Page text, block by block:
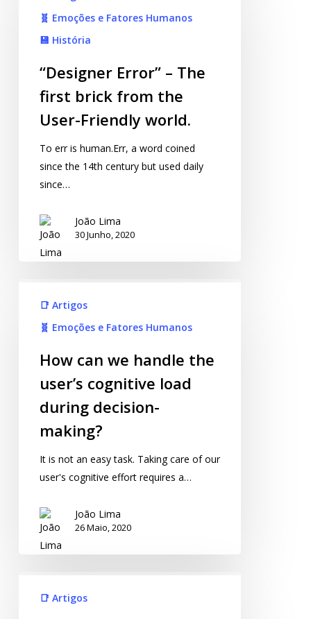
🧬 Emoções e Fatores Humanos
💾 História
“Designer Error” – The
first brick from the
User-Friendly world.
To err is human.Err, a word coined
since the 14th century but used daily
since…
João Lima
30 Junho, 2020
📑 Artigos
🧬 Emoções e Fatores Humanos
How can we handle the
user’s cognitive load
during decision-
making?
It is not an easy task. Taking care of our
user's cognitive effort requires a…
João Lima
26 Maio, 2020
📑 Artigos